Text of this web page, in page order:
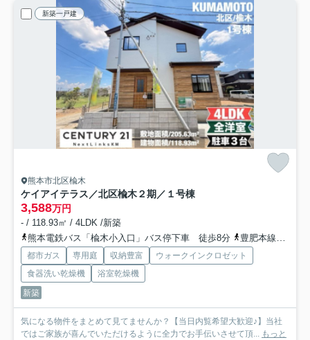
新築一戸建
熊本市北区楡木
ケイアイテラス／北区楡木２期／１号棟
3,588万円
- / 118.93㎡ / 4LDK /新築
熊本電鉄バス「楡木小入口」バス停下車 徒歩8分
豊肥本線「武蔵塚」駅 徒歩29分
都市ガス 専用庭 収納豊富
ウォークインクロゼット
食器洗い乾燥機
浴室乾燥機
新築
気になる物件をまとめて見てませんか？【当日内覧希望大歓迎♪】当社
ではご家族が喜んでいただけるように全力でお手伝いさせて頂...
もっと